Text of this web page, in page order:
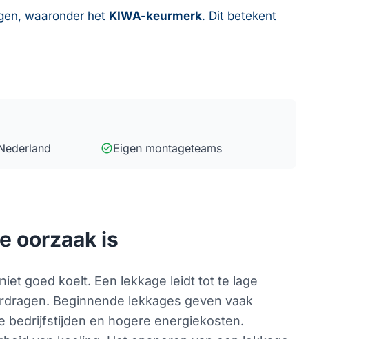
waaronder het KIWA-keurmerk. Dit betekent
check_circleEigen montageteams
oorzaak is
goed koelt. Een lekkage leidt tot te lage
Beginnende lekkages geven vaak
bedrijfstijden en hogere energiekosten.